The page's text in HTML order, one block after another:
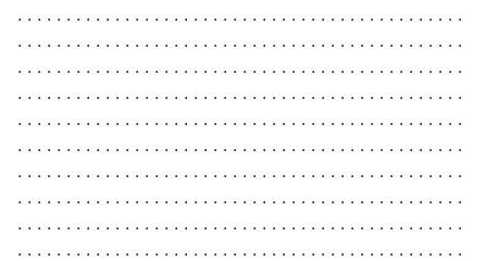
. . . . . . . . . . . . . . . . . . . . . . . . . . . . . . . . . . . . . . . . . . . . . .
. . . . . . . . . . . . . . . . . . . . . . . . . . . . . . . . . . . . . . . . . . . . . .
. . . . . . . . . . . . . . . . . . . . . . . . . . . . . . . . . . . . . . . . . . . . . .
. . . . . . . . . . . . . . . . . . . . . . . . . . . . . . . . . . . . . . . . . . . . . .
. . . . . . . . . . . . . . . . . . . . . . . . . . . . . . . . . . . . . . . . . . . . . .
. . . . . . . . . . . . . . . . . . . . . . . . . . . . . . . . . . . . . . . . . . . . . .
. . . . . . . . . . . . . . . . . . . . . . . . . . . . . . . . . . . . . . . . . . . . . .
. . . . . . . . . . . . . . . . . . . . . . . . . . . . . . . . . . . . . . . . . . . . . .
. . . . . . . . . . . . . . . . . . . . . . . . . . . . . . . . . . . . . . . . . . . . . .
. . . . . . . . . . . . . . . . . . . . . . . . . . . . . . . . . . . . . . . . . . . . . .